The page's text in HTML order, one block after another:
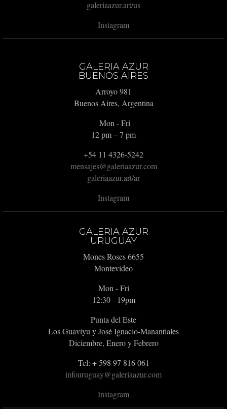
galeriaazur.art/us
Instagram
GALERIA AZUR
BUENOS AIRES
Arroyo 981
Buenos Aires, Argentina
Mon - Fri
12 pm – 7 pm
+54 11 4326-5242
mensajes@galeriaazur.com
galeriaazur.art/ar
Instagram
GALERIA AZUR
URUGUAY
Mones Roses 6655
Montevideo
Mon - Fri
12:30 - 19pm
Punta del Este
Los Guaviyu y José Ignacio-Manantiales
Diciembre, Enero y Febrero
Tel: + 598 97 816 061
infouruguay@galeriaazur.com
Instagram